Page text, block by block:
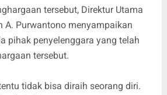
tersebut, Direktur Utama
A. Purwantono menyampaikan
pihak penyelenggara yang telah
tersebut.
tidak bisa diraih seorang diri.